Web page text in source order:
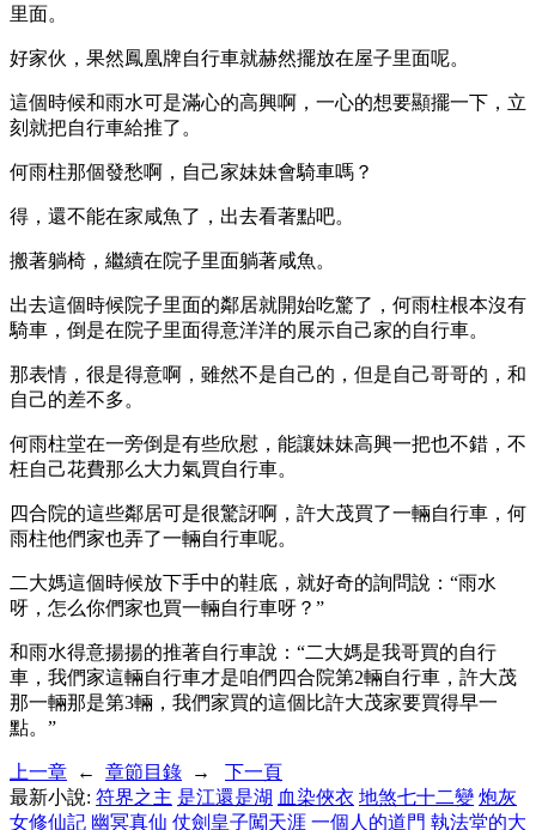
里面。
好家伙，果然鳳凰牌自行車就赫然擺放在屋子里面呢。
這個時候和雨水可是滿心的高興啊，一心的想要顯擺一下，立
刻就把自行車給推了。
何雨柱那個發愁啊，自己家妹妹會騎車嗎？
得，還不能在家咸魚了，出去看著點吧。
搬著躺椅，繼續在院子里面躺著咸魚。
出去這個時候院子里面的鄰居就開始吃驚了，何雨柱根本沒有
騎車，倒是在院子里面得意洋洋的展示自己家的自行車。
那表情，很是得意啊，雖然不是自己的，但是自己哥哥的，和
自己的差不多。
何雨柱堂在一旁倒是有些欣慰，能讓妹妹高興一把也不錯，不
枉自己花費那么大力氣買自行車。
四合院的這些鄰居可是很驚訝啊，許大茂買了一輛自行車，何
雨柱他們家也弄了一輛自行車呢。
二大媽這個時候放下手中的鞋底，就好奇的詢問說：“雨水
呀，怎么你們家也買一輛自行車呀？”
和雨水得意揚揚的推著自行車說：“二大媽是我哥買的自行
車，我們家這輛自行車才是咱們四合院第2輛自行車，許大茂
那一輛那是第3輛，我們家買的這個比許大茂家要買得早一
點。”
上一章 ← 章節目錄 → 下一頁
最新小說: 符界之主 是江還是湖 血染俠衣 地煞七十二變 炮灰
女修仙記 幽冥真仙 仗劍皇子闖天涯 一個人的道門 執法堂的大